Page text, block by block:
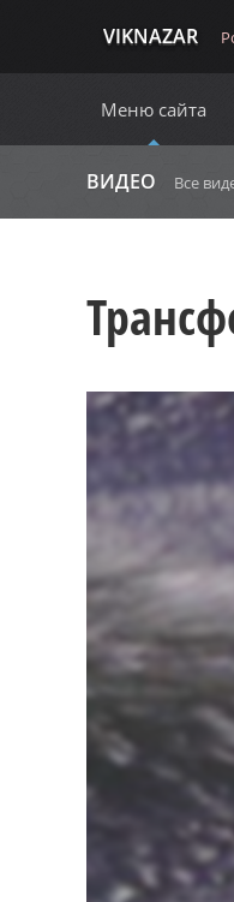
VIKNAZAR
Меню сайта
ВИДЕО Все